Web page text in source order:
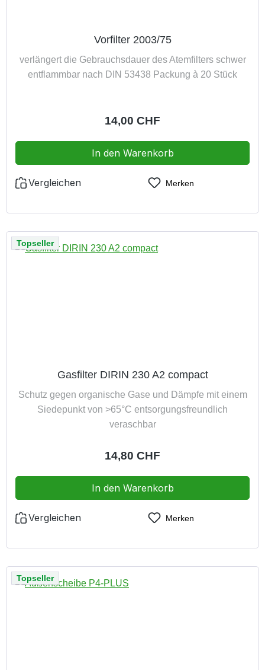
Vorfilter 2003/75
verlängert die Gebrauchsdauer des Atemfilters schwer
entflammbar nach DIN 53438 Packung à 20 Stück
Regulärer Preis:
14,00 CHF
In den Warenkorb
Vergleichen Merken
Topseller
Gasfilter DIRIN 230 A2 compact
Schutz gegen organische Gase und Dämpfe mit einem
Siedepunkt von >65°C entsorgungsfreundlich
veraschbar
Regulärer Preis:
14,80 CHF
In den Warenkorb
Vergleichen Merken
Topseller